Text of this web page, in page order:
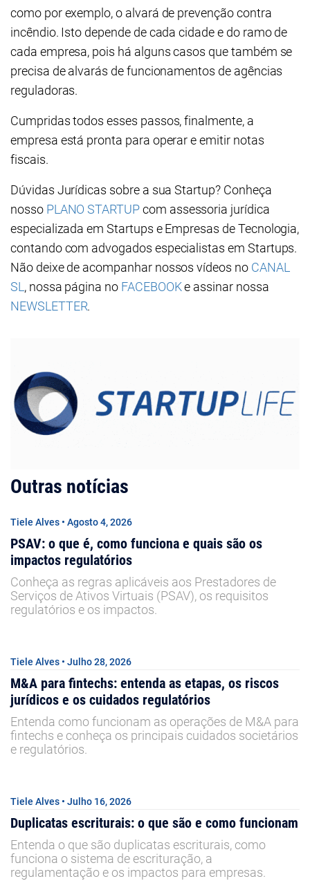
como por exemplo, o alvará de prevenção contra
incêndio. Isto depende de cada cidade e do ramo de
cada empresa, pois há alguns casos que também se
precisa de alvarás de funcionamentos de agências
reguladoras.
Cumpridas todos esses passos, finalmente, a
empresa está pronta para operar e emitir notas
fiscais.
Dúvidas Jurídicas sobre a sua Startup? Conheça
nosso PLANO STARTUPcom assessoria jurídica
especializada em Startups e Empresas de Tecnologia,
contando com advogados especialistas em Startups.
Não deixe de acompanhar nossos vídeos no CANAL
SL , nossa página no FACEBOOKe assinar nossa
NEWSLETTER.
Outras notícias
Tiele Alves • Agosto 4, 2026
PSAV: o que é, como funciona e quais são os
impactos regulatórios
Conheça as regras aplicáveis aos Prestadores de
Serviços de Ativos Virtuais (PSAV), os requisitos
regulatórios e os impactos.
Tiele Alves • Julho 28, 2026
M&A para fintechs: entenda as etapas, os riscos
jurídicos e os cuidados regulatórios
Entenda como funcionam as operações de M&A para
fintechs e conheça os principais cuidados societários
e regulatórios.
Tiele Alves • Julho 16, 2026
Duplicatas escriturais: o que são e como funcionam
Entenda o que são duplicatas escriturais, como
funciona o sistema de escrituração, a
regulamentação e os impactos para empresas.